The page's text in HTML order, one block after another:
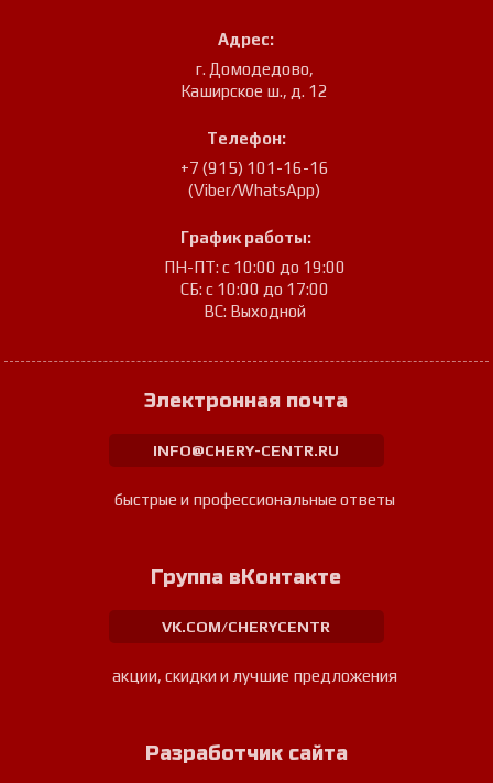
Адрес:
г. Домодедово,
Каширское ш., д. 12
Телефон:
+7 (915) 101-16-16
(Viber/WhatsApp)
График работы:
ПН-ПТ: с 10:00 до 19:00
СБ: с 10:00 до 17:00
ВС: Выходной
Электронная почта
INFO@CHERY-CENTR.RU
быстрые и профессиональные ответы
Группа вКонтакте
VK.COM/CHERYCENTR
акции, скидки и лучшие предложения
Разработчик сайта